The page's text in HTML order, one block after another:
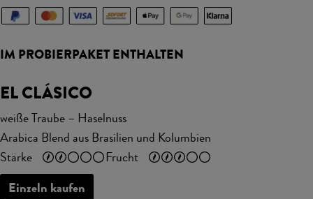
IM PROBIERPAKET ENTHALTEN
EL CLÁSICO
weiße Traube – Haselnuss
Arabica Blend aus Brasilien und Kolumbien
Stärke
Frucht
Einzeln kaufen